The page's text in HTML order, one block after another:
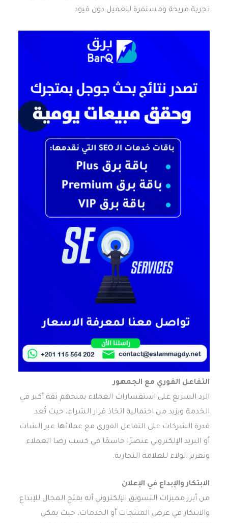
تجربة مريحة ومستمرة للعميل دون قيود.
التفاعل الفوري مع الجمهور
الرد السريع على استفسارات العملاء يمنحهم ثقة أكبر في
الخدمة ويزيد من احتمالية اتخاذ قرار الشراء، حيث تُعد
قدرة الشركات على التفاعل الفوري مع عملائها عبر الشات
أو البريد الإلكتروني عنصرًا حاسمًا في كسب رضا العملاء
وتعزيز الولاء للعلامة التجارية.
الابتكار والإبداع في الإعلان
من أبرز مميزات التسويق الإلكتروني أنه يفتح المجال للإبداع
والابتكار في عرض المنتجات أو الخدمات، حيث يمكن